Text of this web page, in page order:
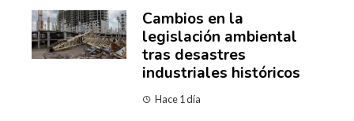
Cambios en la
legislación ambiental
tras desastres
industriales históricos
Hace 1 día